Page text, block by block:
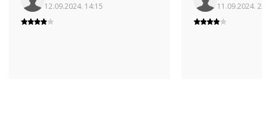
12.09.2024. 14:15 11.09.2024.